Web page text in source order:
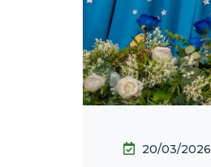
20/03/2026